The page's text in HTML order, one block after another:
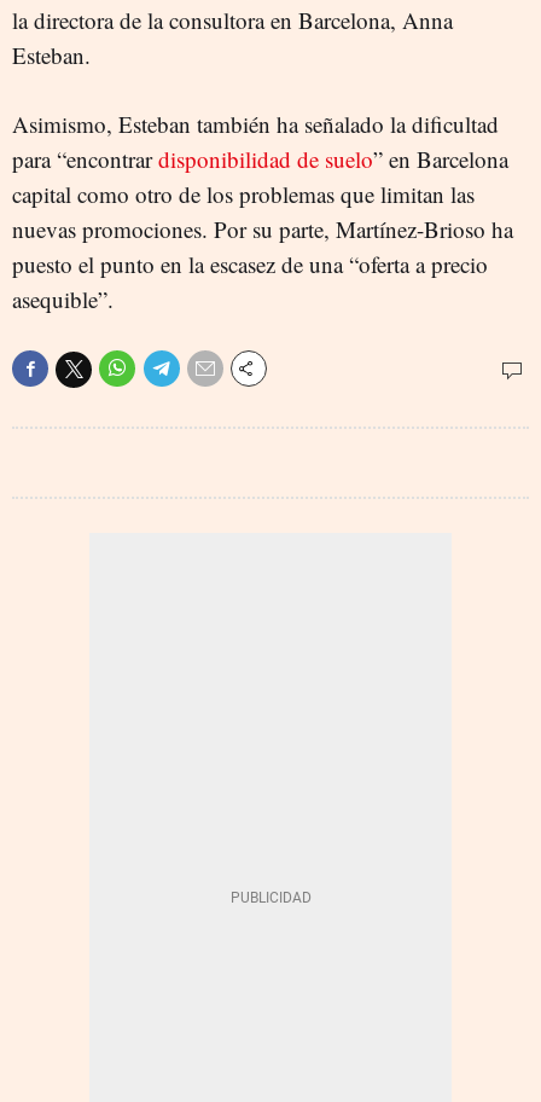
la directora de la consultora en Barcelona, Anna
Esteban.
Asimismo, Esteban también ha señalado la dificultad
para “encontrardisponibilidad de suelo” en Barcelona
capital como otro de los problemas que limitan las
nuevas promociones. Por su parte, Martínez-Brioso ha
puesto el punto en la escasez de una “oferta a precio
asequible”.